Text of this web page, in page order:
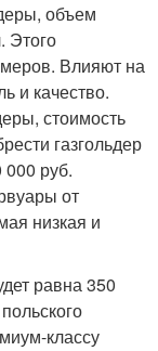
объем
Этого
Влияют на
и качество.
стоимость
газгольдер
руб.
от
низкая и
равна 350
классу